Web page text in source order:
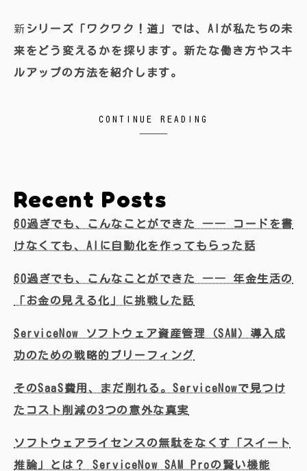
新シリーズ「ワクワク！道」では、AIが私たちの未
来をどう変えるかを探ります。新たな働き方やスキ
ルアップの方法を紹介します。
CONTINUE READING
Recent Posts
60過ぎでも、こんなことができた ―― コードを書
けなくても、AIに自動化を作ってもらった話
60過ぎでも、こんなことができた ―― 年金生活の
「お金の見える化」に挑戦した話
ServiceNow ソフトウェア資産管理（SAM）導入成
功のための戦略的ブリーフィング
そのSaaS費用、まだ削れる。ServiceNowで見つけ
たコスト削減の3つの意外な真実
ソフトウェアライセンスの無駄をなくす「スイート
推論」とは？ ServiceNow SAM Proの賢い機能